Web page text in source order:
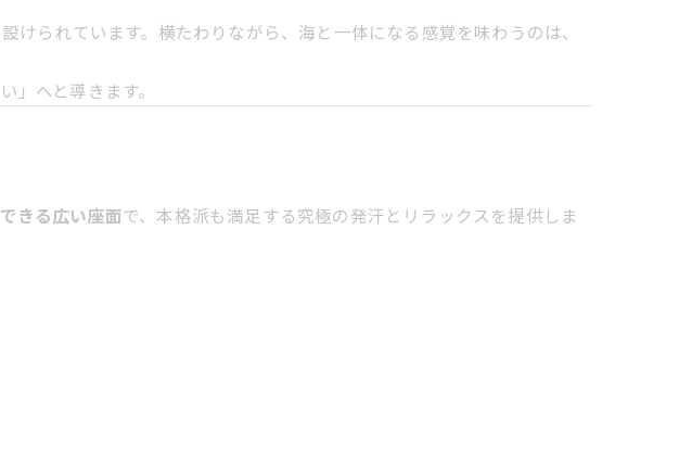
けられています。横たわりながら、海と一体になる感覚を味わうのは、
へと導きます。
きる広い座面で、本格派も満足する究極の発汗とリラックスを提供しま